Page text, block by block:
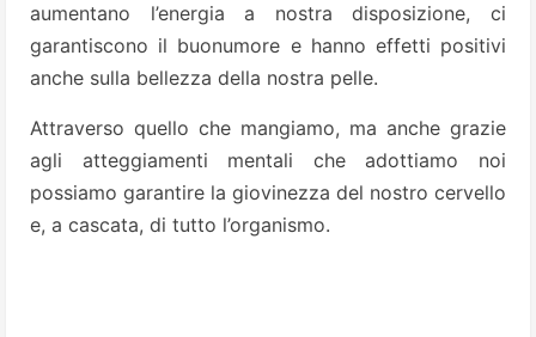
aumentano l’energia a nostra disposizione, ci
garantiscono il buonumore e hanno effetti positivi
anche sulla bellezza della nostra pelle.
Attraverso quello che mangiamo, ma anche grazie
agli atteggiamenti mentali che adottiamo noi
possiamo garantire la giovinezza del nostro cervello
e, a cascata, di tutto l’organismo.